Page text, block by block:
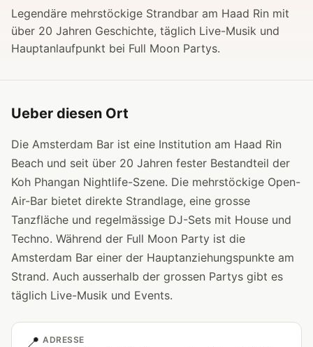
Legendäre mehrstöckige Strandbar am Haad Rin mit
über 20 Jahren Geschichte, täglich Live-Musik und
Hauptanlaufpunkt bei Full Moon Partys.
Ueber diesen Ort
Die Amsterdam Bar ist eine Institution am Haad Rin
Beach und seit über 20 Jahren fester Bestandteil der
Koh Phangan Nightlife-Szene. Die mehrstöckige Open-
Air-Bar bietet direkte Strandlage, eine grosse
Tanzfläche und regelmässige DJ-Sets mit House und
Techno. Während der Full Moon Party ist die
Amsterdam Bar einer der Hauptanziehungspunkte am
Strand. Auch ausserhalb der grossen Partys gibt es
täglich Live-Musik und Events.
📍 ADRESSE